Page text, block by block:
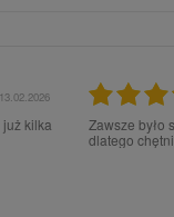
16.06.2025
jestem